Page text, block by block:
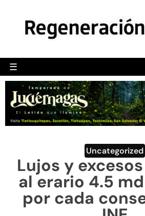
☰
POLÍTICA
CAMALEÓN
OPINIÓN
DEPORTES
ENGLISH SECTION
VIDEOS
Uncategorized
Lujos y
al erario 4.5
por cada